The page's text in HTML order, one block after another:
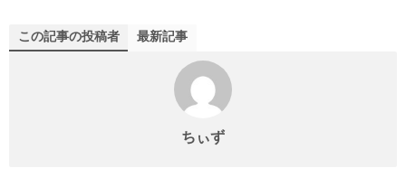
この記事の投稿者 最新記事
ちぃず